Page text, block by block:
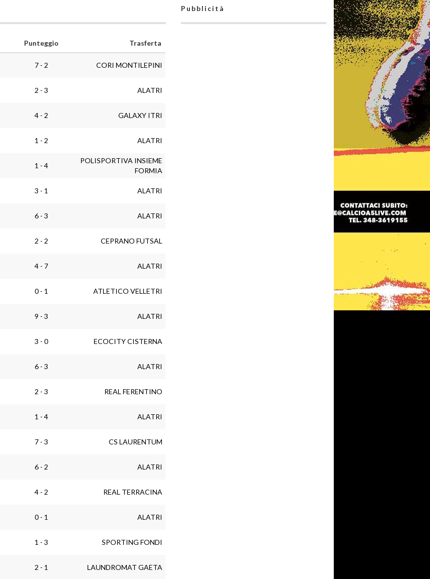
Punteggio
Trasferta
7 - 2 CORI MONTILEPINI
2 - 3 ALATRI
4 - 2 GALAXY ITRI
1 - 2 ALATRI
1 - 4
POLISPORTIVA INSIEME
FORMIA
3 - 1 ALATRI
6 - 3 ALATRI
2 - 2 CEPRANO FUTSAL
4 - 7 ALATRI
0 - 1 ATLETICO VELLETRI
9 - 3 ALATRI
3 - 0 ECOCITY CISTERNA
6 - 3 ALATRI
2 - 3 REAL FERENTINO
1 - 4 ALATRI
7 - 3 CS LAURENTUM
6 - 2 ALATRI
4 - 2 REAL TERRACINA
0 - 1 ALATRI
1 - 3 SPORTING FONDI
2 - 1 LAUNDROMAT GAETA
Pubblicità